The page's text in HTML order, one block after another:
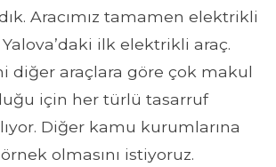
Aracımız tamamen elektrikli
ilk elektrikli araç.
diğer araçlara göre çok makul
için her türlü tasarruf
Diğer kamu kurumlarına
olmasını istiyoruz.